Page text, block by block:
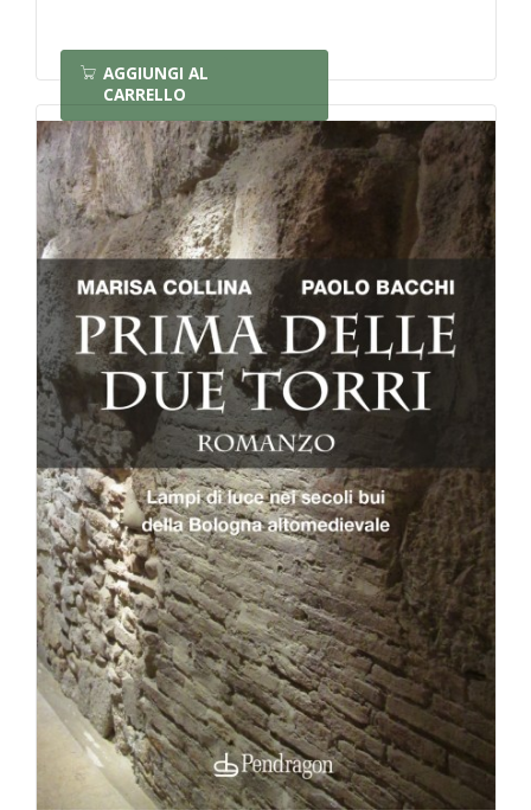
AGGIUNGI AL
CARRELLO